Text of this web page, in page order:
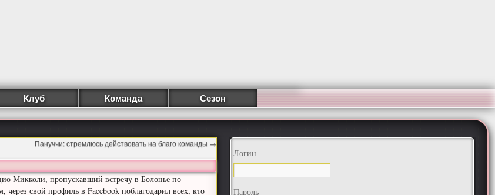
Клуб Команда Сезон
Пануччи: стремлюсь действовать на благо команды →
Микколи, пропускавший встречу в Болонье по
через свой профиль в Facebook поблагодарил всех, кто
Логин
Пароль